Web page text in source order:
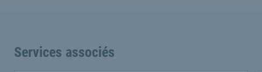
Services associés